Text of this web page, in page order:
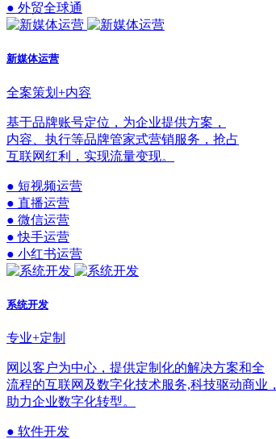
● 外贸全球通
新媒体运营
全案策划+内容
基于品牌账号定位，为企业提供方案，
内容、执行等品牌管家式营销服务，抢占
互联网红利，实现流量变现。
● 短视频运营
● 直播运营
● 微信运营
● 快手运营
● 小红书运营
系统开发
专业+定制
网以客户为中心，提供定制化的解决方案和全
流程的互联网及数字化技术服务,科技驱动商业，
助力企业数字化转型。
● 软件开发